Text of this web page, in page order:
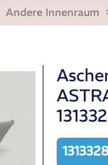
Andere Innenraum